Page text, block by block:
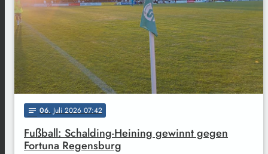
notes 06. Juli 2026 07:42
Fußball: Schalding-Heining gewinnt gegen
Fortuna Regensburg